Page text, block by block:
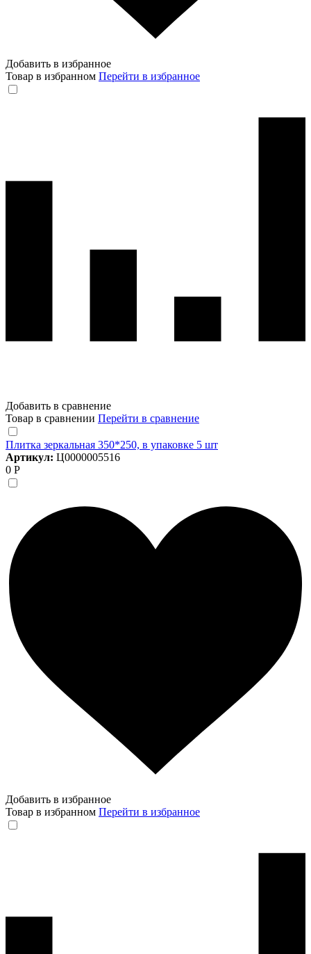
Добавить в избранное
Товар в избранном Перейти в избранное
Добавить в сравнение
Товар в сравнении Перейти в сравнение
Плитка зеркальная 350*250, в упаковке 5 шт
Артикул: Ц0000005516
0 Р
Добавить в избранное
Товар в избранном Перейти в избранное